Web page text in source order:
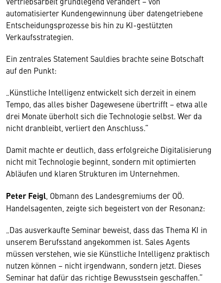
automatisierter Kundengewinnung über datengetriebene
Entscheidungsprozesse bis hin zu KI-gestützten
Verkaufsstrategien.
Ein zentrales Statement Sauldies brachte seine Botschaft
auf den Punkt:
„Künstliche Intelligenz entwickelt sich derzeit in einem
Tempo, das alles bisher Dagewesene übertrifft – etwa alle
drei Monate überholt sich die Technologie selbst. Wer da
nicht dranbleibt, verliert den Anschluss.“
Damit machte er deutlich, dass erfolgreiche Digitalisierung
nicht mit Technologie beginnt, sondern mit optimierten
Abläufen und klaren Strukturen im Unternehmen.
Peter Feigl , Obmann des Landesgremiums der OÖ.
Handelsagenten, zeigte sich begeistert von der Resonanz:
„Das ausverkaufte Seminar beweist, dass das Thema KI in
unserem Berufsstand angekommen ist. Sales Agents
müssen verstehen, wie sie Künstliche Intelligenz praktisch
nutzen können – nicht irgendwann, sondern jetzt. Dieses
Seminar hat dafür das richtige Bewusstsein geschaffen.“